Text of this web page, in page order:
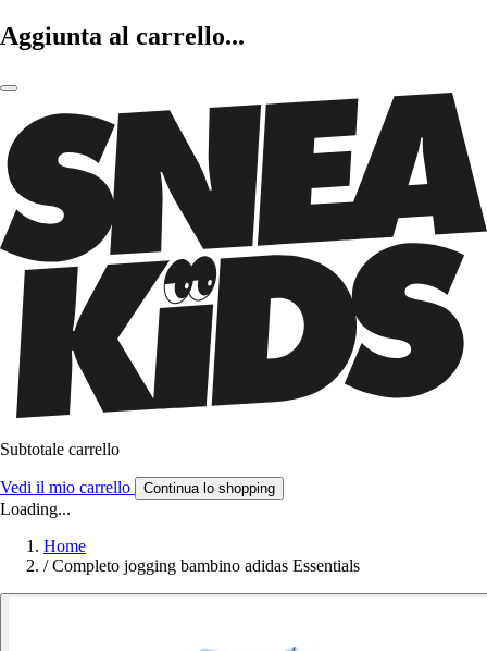
Aggiunta al carrello...
Subtotale carrello
Vedi il mio carrello Continua lo shopping
Loading...
Home
/ Completo jogging bambino adidas Essentials